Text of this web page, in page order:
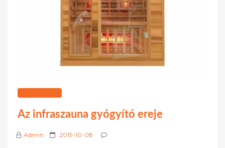
Az infraszauna gyógyító ereje
Admin
P 2019-10-08